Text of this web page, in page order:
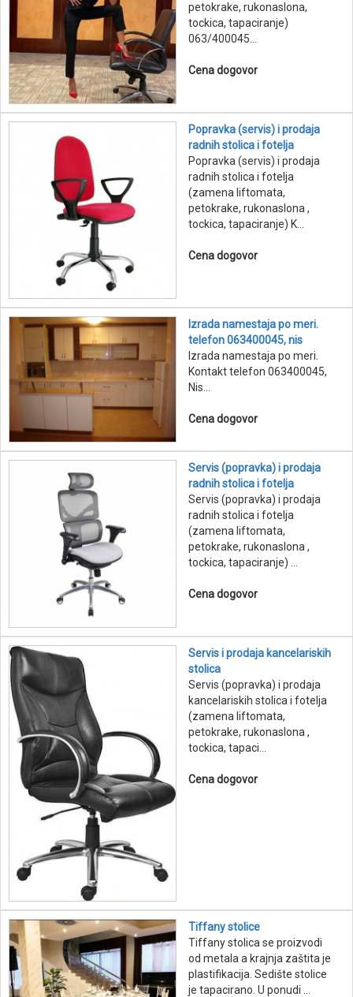
petokrake, rukonaslona,
tockica, tapaciranje)
063/400045...
Cena dogovor
Popravka (servis) i prodaja
radnih stolica i fotelja
Popravka (servis) i prodaja
radnih stolica i fotelja
(zamena liftomata,
petokrake, rukonaslona ,
tockica, tapaciranje) K...
Cena dogovor
Izrada namestaja po meri.
telefon 063400045, nis
Izrada namestaja po meri.
Kontakt telefon 063400045,
Nis...
Cena dogovor
Servis (popravka) i prodaja
radnih stolica i fotelja
Servis (popravka) i prodaja
radnih stolica i fotelja
(zamena liftomata,
petokrake, rukonaslona ,
tockica, tapaciranje) ...
Cena dogovor
Servis i prodaja kancelariskih
stolica
Servis (popravka) i prodaja
kancelariskih stolica i fotelja
(zamena liftomata,
petokrake, rukonaslona ,
tockica, tapaci...
Cena dogovor
Tiffany stolice
Tiffany stolica se proizvodi
od metala a krajnja zaštita je
plastifikacija. Sedište stolice
je tapacirano. U ponudi ...